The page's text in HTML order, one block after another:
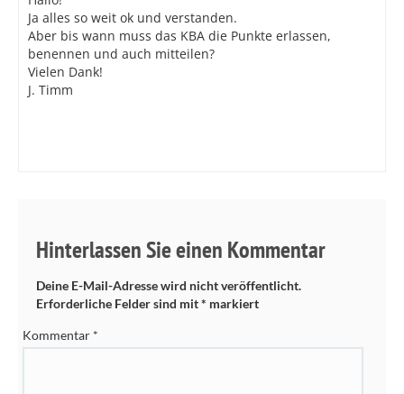
Ja alles so weit ok und verstanden.
Aber bis wann muss das KBA die Punkte erlassen,
benennen und auch mitteilen?
Vielen Dank!
J. Timm
Hinterlassen Sie einen Kommentar
Deine E-Mail-Adresse wird nicht veröffentlicht.
Erforderliche Felder sind mit* markiert
Kommentar *